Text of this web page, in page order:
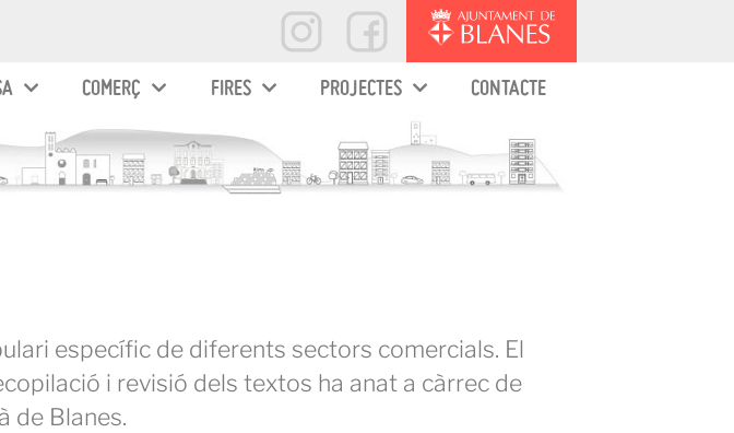
COMERÇ FIRES PROJECTES CONTACTE
específic de diferents sectors comercials. El
i revisió dels textos ha anat a càrrec de
de Blanes.